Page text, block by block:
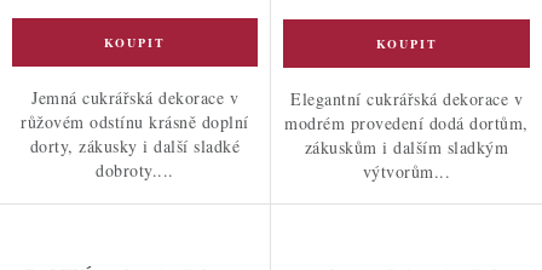
Jemná cukrářská dekorace v
růžovém odstínu krásně doplní
dorty, zákusky i další sladké
dobroty....
Elegantní cukrářská dekorace v
modrém provedení dodá dortům,
zákuskům i dalším sladkým
výtvorům...